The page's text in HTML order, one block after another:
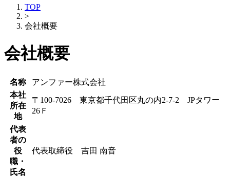
TOP
>
会社概要
会社概要
名称
アンファー株式会社
本社
所在
地
〒100-7026 東京都千代田区丸の内2-7-2 JPタワー
26Ｆ
代表
者の
役
職・
氏名
代表取締役 吉田 南音